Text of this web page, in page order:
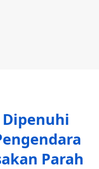
Dipenuhi
Parah